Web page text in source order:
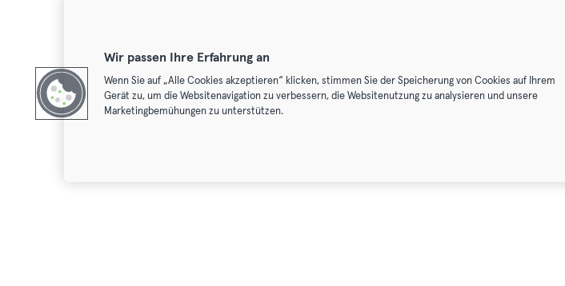
Wir passen Ihre Erfahrung an
Wenn Sie auf „Alle Cookies akzeptieren“ klicken, stimmen Sie der Speicherung von Cookies auf Ihrem
Gerät zu, um die Websitenavigation zu verbessern, die Websitenutzung zu analysieren und unsere
Marketingbemühungen zu unterstützen.